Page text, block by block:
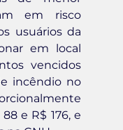
em risco
usuários da
em local
vencidos
incêndio no
e R$ 176, e